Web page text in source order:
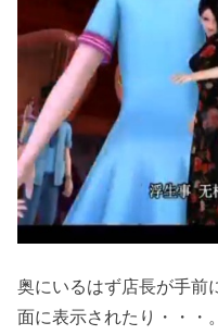
奥にいるはず店長が手前
面に表示されたり・・・。